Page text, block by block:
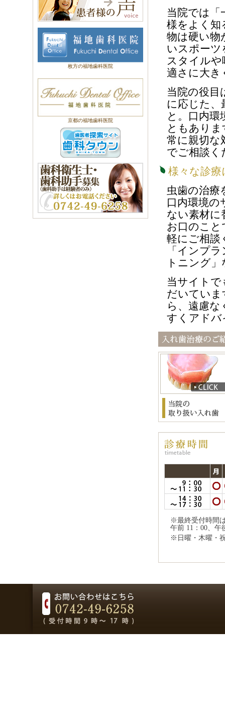
当院では「
様をよく知
物は硬い物
いスポーツ
スタイルや
適さに大き
当院の役
に応じた
と。口内
ともあり
常に親切な
でご相談く
様々な診
虫歯の治療
口内環境の
ない素材に
お口のこ
軽にご相談
「インプ
トニング
当サイト
だいてい
ら、遠慮
すくアド
※最終受付時間
午前 11：00、午
※日曜・木曜・
枚方の福地歯科医院
京都の福地歯科医院